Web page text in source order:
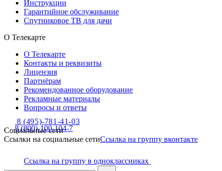
Инструкции
Гарантийное обслуживание
Спутниковое ТВ для дачи
О Телекарте
О Телекарте
Контакты и реквизиты
Лицензия
Партнёрам
Рекомендованное оборудование
Рекламные материалы
Вопросы и ответы
8 (800)-100-104-7
8 (495)-781-41-03
Социальные сети
Ссылки на социальные сетиСсылка на группу вконтакте
Ссылка на группу в одноклассниках